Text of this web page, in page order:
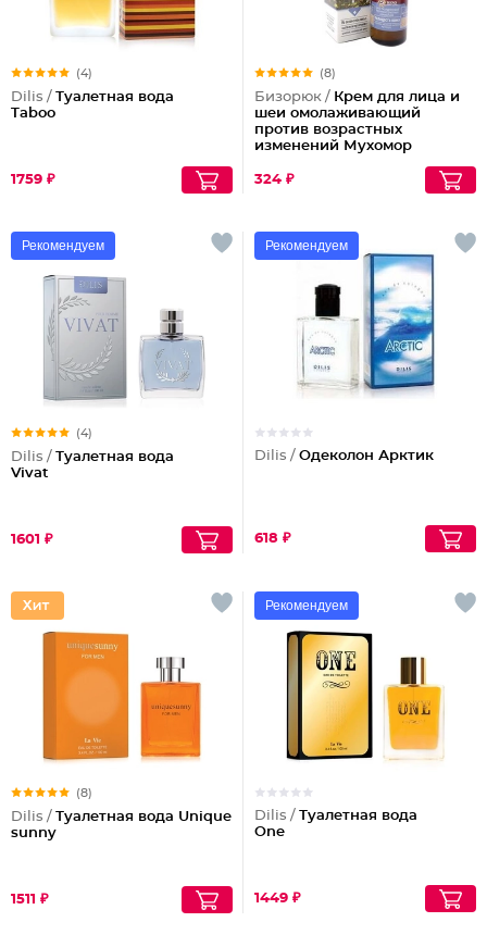
(4)
Dilis / Туалетная вода
Taboo
1759 ₽
(8)
Бизорюк / Крем для лица и
шеи омолаживающий
против возрастных
изменений Мухомор
324 ₽
Рекомендуем
(4)
Dilis / Туалетная вода
Vivat
1601 ₽
Рекомендуем
Dilis / Одеколон Арктик
618 ₽
(8)
Dilis / Туалетная вода Unique
sunny
1511 ₽
Рекомендуем
Dilis / Туалетная вода
One
1449 ₽